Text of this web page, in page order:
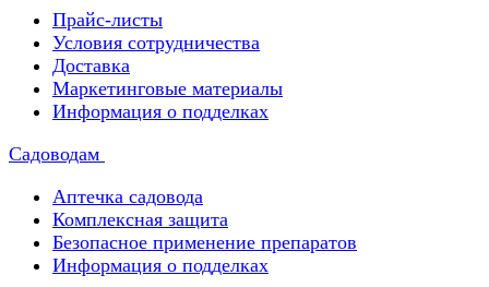
Прайс-листы
Условия сотрудничества
Доставка
Маркетинговые материалы
Информация о подделках
Садоводам
Аптечка садовода
Комплексная защита
Безопасное применение препаратов
Информация о подделках